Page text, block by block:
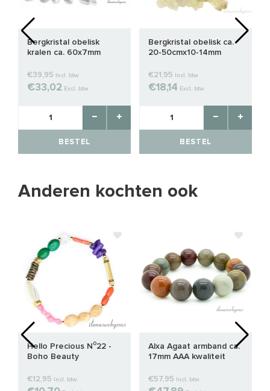
Bergkristal obelisk
kralen ca. 60x7mm
€39,95 Incl. btw
€33,02 Excl. btw
BESTEL
Bergkristal obelisk ca.
20-50cmx10-14mm
€21,95 Incl. btw
€18,14 Excl. btw
BESTEL
Anderen kochten ook
Hello Precious N⁰22 -
Boho Beauty
€12,95 Incl. btw
Alxa Agaat armband ca.
17mm AAA kwaliteit
€57,95 Incl. btw